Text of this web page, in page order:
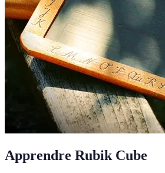
Apprendre Rubik Cube